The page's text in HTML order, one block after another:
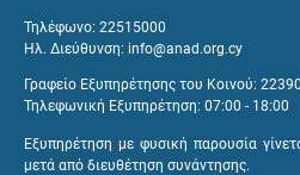
Τηλέφωνο: 22515000
Ηλ. Διεύθυνση: info@anad.org.cy
Γραφείο Εξυπηρέτησης του Κοινού:
Τηλεφωνική Εξυπηρέτηση: 07:00 - 18:00
Εξυπηρέτηση με φυσική παρουσία
μετά από διευθέτηση συνάντησης.